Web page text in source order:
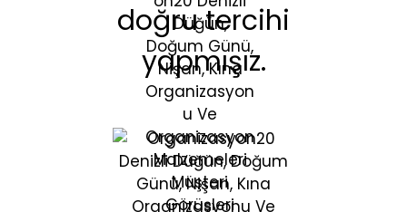
doğru tercihi
yapmışız.